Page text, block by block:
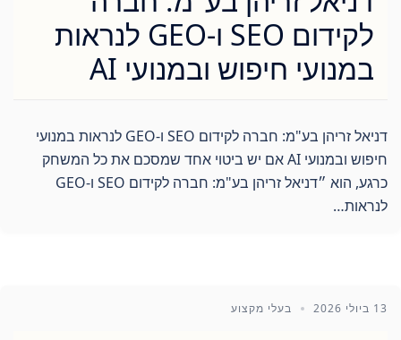
לקידום SEO ו-GEO לנראות
במנועי חיפוש ובמנועי AI
דניאל זריהן בע"מ: חברה לקידום SEO ו-GEO לנראות במנועי
חיפוש ובמנועי AI אם יש ביטוי אחד שמסכם את כל המשחק
כרגע, הוא ״דניאל זריהן בע"מ: חברה לקידום SEO ו-GEO
לנראות…
13 ביולי 2026 בעלי מקצוע